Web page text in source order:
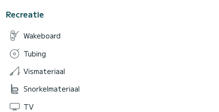
Recreatie
Wakeboard
Tubing
Vismateriaal
Snorkelmateriaal
TV